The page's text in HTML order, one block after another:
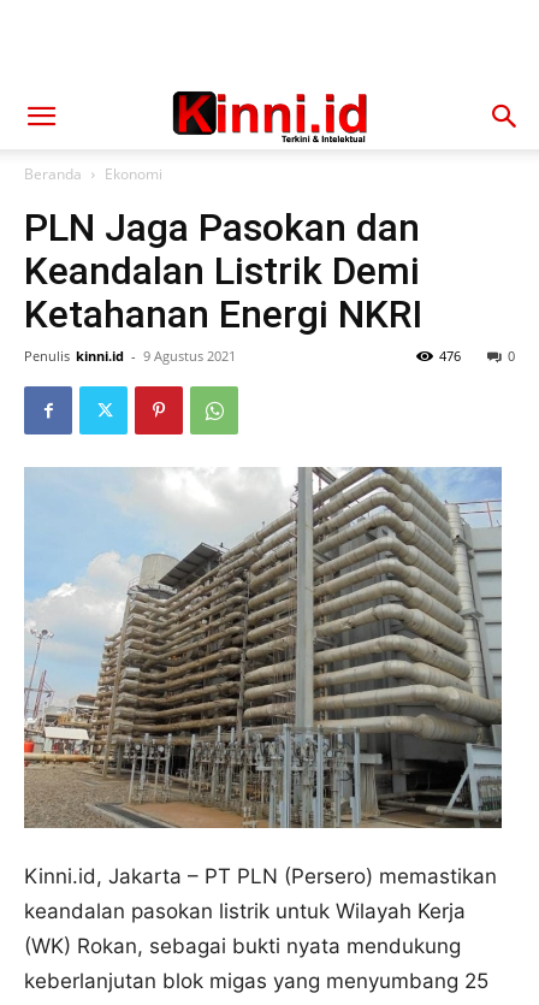
Beranda Ekonomi
PLN Jaga Pasokan dan
Keandalan Listrik Demi
Ketahanan Energi NKRI
Penulis kinni.id - 9 Agustus 2021 0
476
Kinni.id, Jakarta – PT PLN (Persero) memastikan
keandalan pasokan listrik untuk Wilayah Kerja
(WK) Rokan, sebagai bukti nyata mendukung
keberlanjutan blok migas yang menyumbang 25